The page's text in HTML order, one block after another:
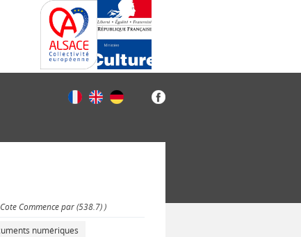
Commence par (538.7) )
numériques